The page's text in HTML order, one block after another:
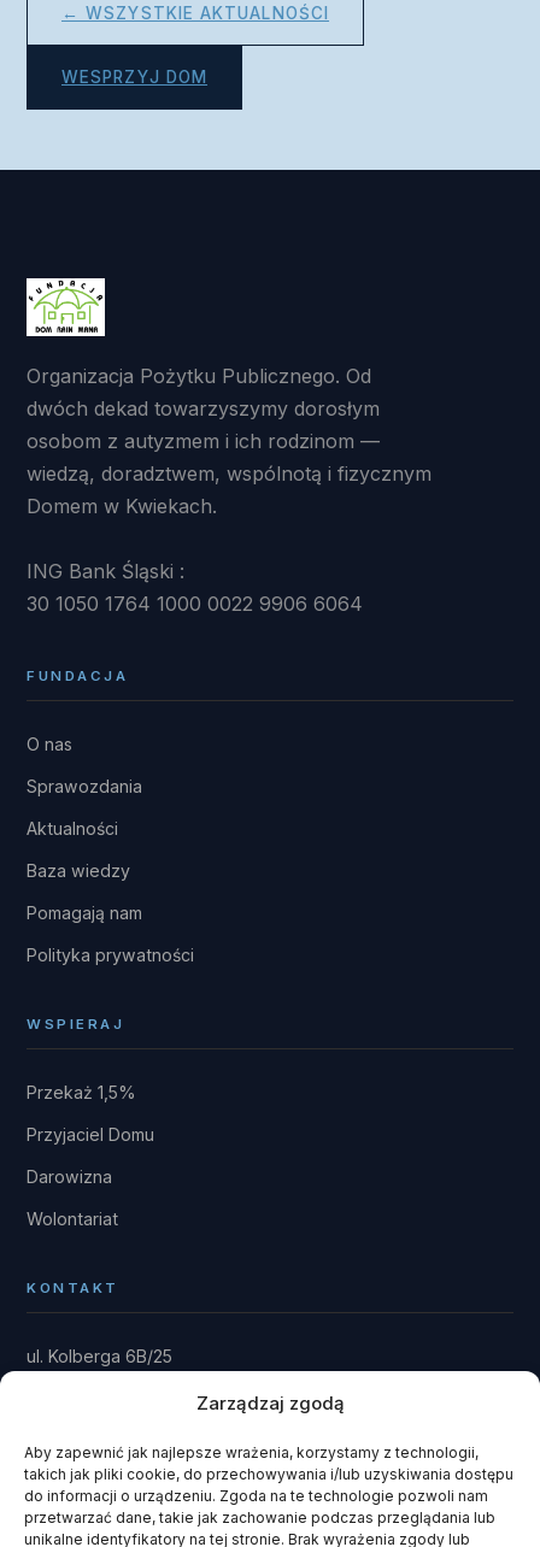
Zarządzaj zgodą
Aby zapewnić jak najlepsze wrażenia, korzystamy z technologii,
takich jak pliki cookie, do przechowywania i/lub uzyskiwania dostępu
do informacji o urządzeniu. Zgoda na te technologie pozwoli nam
przetwarzać dane, takie jak zachowanie podczas przeglądania lub
unikalne identyfikatory na tej stronie. Brak wyrażenia zgody lub
← WSZYSTKIE AKTUALNOŚCI
WESPRZYJ DOM
Organizacja Pożytku Publicznego. Od
dwóch dekad towarzyszymy dorosłym
osobom z autyzmem i ich rodzinom —
wiedzą, doradztwem, wspólnotą i fizycznym
Domem w Kwiekach.
ING Bank Śląski :
30 1050 1764 1000 0022 9906 6064
FUNDACJA
O nas
Sprawozdania
Aktualności
Baza wiedzy
Pomagają nam
Polityka prywatności
WSPIERAJ
Przekaż 1,5%
Przyjaciel Domu
Darowizna
Wolontariat
KONTAKT
ul. Kolberga 6B/25
Rytel 89-642
gmina Czersk · powiat chojnicki
fundacja@domrainmana.pl